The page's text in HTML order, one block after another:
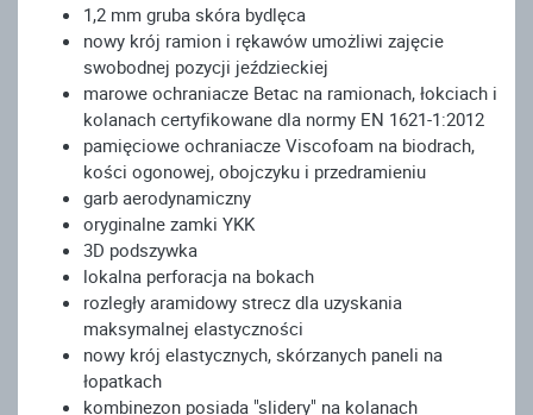
1,2 mm gruba skóra bydlęca
nowy krój ramion i rękawów umożliwi zajęcie
swobodnej pozycji jeździeckiej
marowe ochraniacze Betac na ramionach, łokciach i
kolanach certyfikowane dla normy EN 1621-1:2012
pamięciowe ochraniacze Viscofoam na biodrach,
kości ogonowej, obojczyku i przedramieniu
garb aerodynamiczny
oryginalne zamki YKK
3D podszywka
lokalna perforacja na bokach
rozległy aramidowy strecz dla uzyskania
maksymalnej elastyczności
nowy krój elastycznych, skórzanych paneli na
łopatkach
kombinezon posiada "slidery" na kolanach